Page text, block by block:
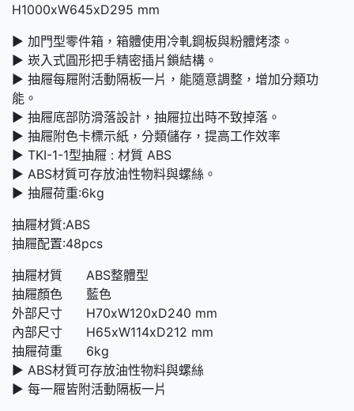
H1000xW645xD295 mm
► 加門型零件箱，箱體使用冷軋鋼板與粉體烤漆。
► 崁入式圓形把手精密插片鎖結構。
► 抽屜每屜附活動隔板一片，能隨意調整，增加分類功
能。
► 抽屜底部防滑落設計，抽屜拉出時不致掉落。
► 抽屜附色卡標示紙，分類儲存，提高工作效率
► TKI-1-1型抽屜 : 材質 ABS
► ABS材質可存放油性物料與螺絲。
► 抽屜荷重:6kg
抽屜材質:ABS
抽屜配置:48pcs
抽屜材質 ABS整體型
抽屜顏色 藍色
外部尺寸 H70xW120xD240 mm
內部尺寸 H65xW114xD212 mm
抽屜荷重 6kg
► ABS材質可存放油性物料與螺絲
► 每一屜皆附活動隔板一片